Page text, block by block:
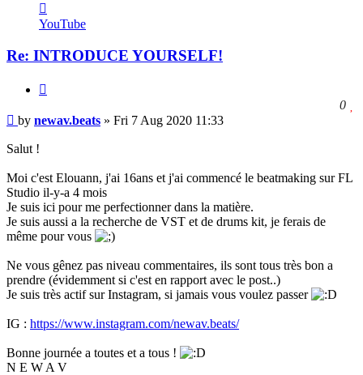
newav.beats
YouTube
Re: INTRODUCE YOURSELF!
0
Post
by newav.beats » Fri 7 Aug 2020 11:33
Salut !
Moi c'est Elouann, j'ai 16ans et j'ai commencé le beatmaking sur FL
Studio il-y-a 4 mois
Je suis ici pour me perfectionner dans la matière.
Je suis aussi a la recherche de VST et de drums kit, je ferais de
même pour vous
Ne vous gênez pas niveau commentaires, ils sont tous très bon a
prendre (évidemment si c'est en rapport avec le post..)
Je suis très actif sur Instagram, si jamais vous voulez passer
IG : https://www.instagram.com/newav.beats/
Bonne journée a toutes et a tous !
N E W A V